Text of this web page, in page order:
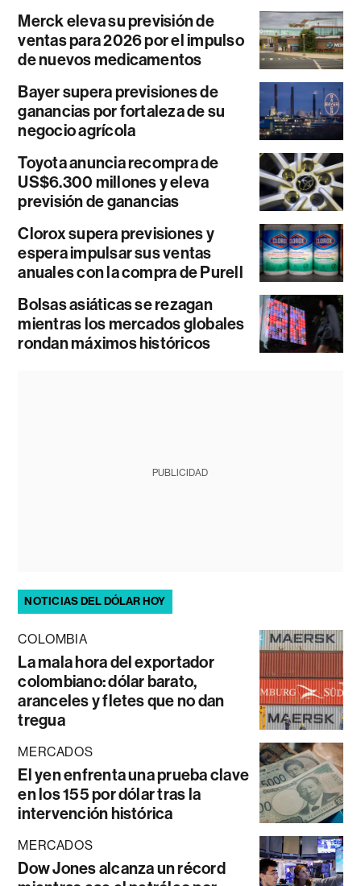
Merck eleva su previsión de
ventas para 2026 por el impulso
de nuevos medicamentos
Bayer supera previsiones de
ganancias por fortaleza de su
negocio agrícola
Toyota anuncia recompra de
US$6.300 millones y eleva
previsión de ganancias
Clorox supera previsiones y
espera impulsar sus ventas
anuales con la compra de Purell
Bolsas asiáticas se rezagan
mientras los mercados globales
rondan máximos históricos
PUBLICIDAD
NOTICIAS DEL DÓLAR HOY
COLOMBIA
La mala hora del exportador
colombiano: dólar barato,
aranceles y fletes que no dan
tregua
MERCADOS
El yen enfrenta una prueba clave
en los 155 por dólar tras la
intervención histórica
MERCADOS
Dow Jones alcanza un récord